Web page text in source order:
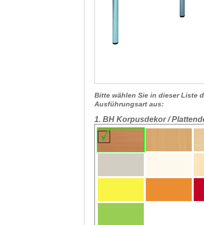
Bitte wählen Sie in dieser Liste
Ausführungsart aus:
1. BH Korpusdekor /